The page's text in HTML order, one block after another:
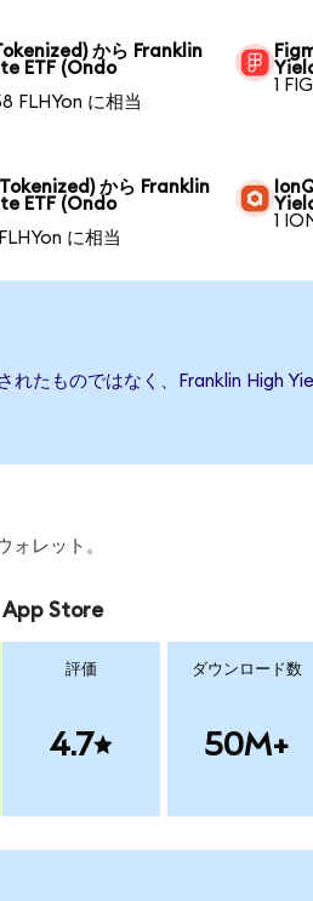
から Franklin
ETF (Ondo
FLHYon に相当
1
から Franklin
ETF (Ondo
に相当
1
たものではなく、Franklin High
ォレット。
App Store
評価
4.7
ダウンロード数
50M+